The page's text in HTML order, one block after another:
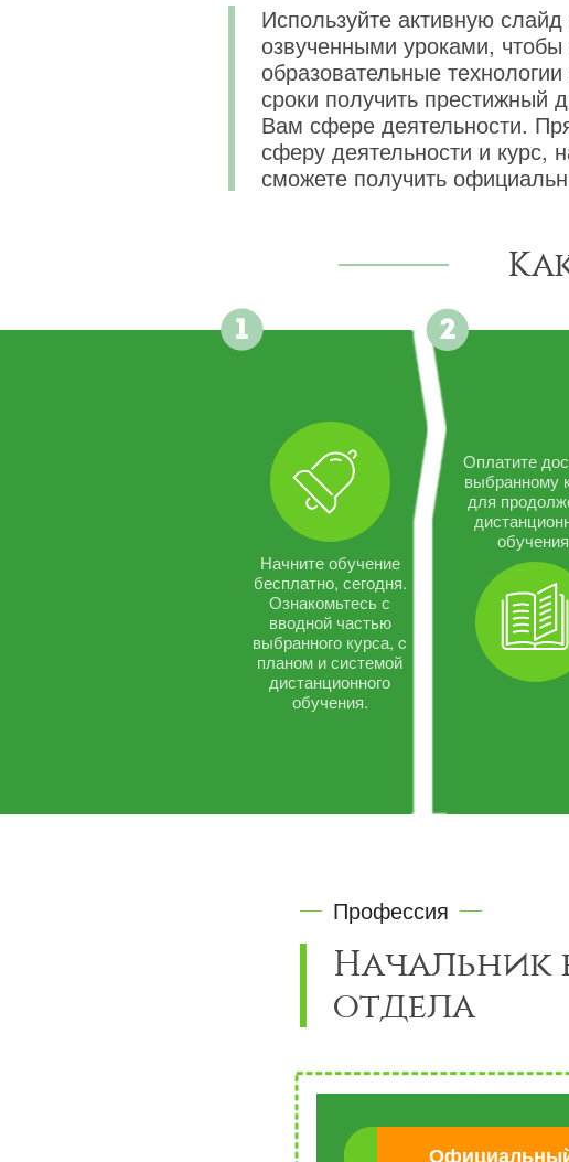
Используйте активную
озвученными уроками,
образовательные
сроки получить престижный
Вам сфере деятельности.
сферу деятельности и курс,
сможете получить
Начните обучение
бесплатно, сегодня.
Ознакомьтесь с
вводной частью
выбранного курса, c
планом и системой
дистанционного
обучения.
Оплатите
выбранному
для
Профессия
Начальник
отдела